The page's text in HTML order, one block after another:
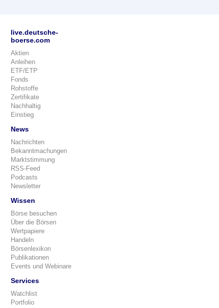
live.deutsche-
boerse.com
Aktien
Anleihen
ETF/ETP
Fonds
Rohstoffe
Zertifikate
Nachhaltig
Einstieg
News
Nachrichten
Bekanntmachungen
Marktstimmung
RSS-Feed
Podcasts
Newsletter
Wissen
Börse besuchen
Über die Börsen
Wertpapiere
Handeln
Börsenlexikon
Publikationen
Events und Webinare
Services
Watchlist
Portfolio